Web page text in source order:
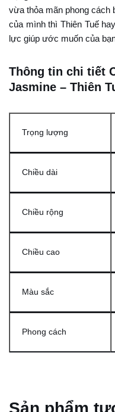
vừa thỏa mãn phong cách
của mình thì Thiên Tuế
lực giúp ước muốn của
Thông tin chi tiết
Jasmine – Thiên
Trọng lượng
Chiều dài
Chiều rộng
Chiều cao
Màu sắc
Phong cách
Sản phẩm